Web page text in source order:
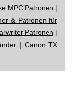
MPC Patronen |
& Patronen für
Patronen |
| Canon TX